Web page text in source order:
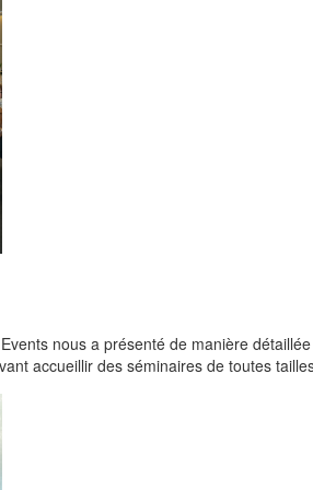
nous a présenté de manière
accueillir des séminaires de toutes